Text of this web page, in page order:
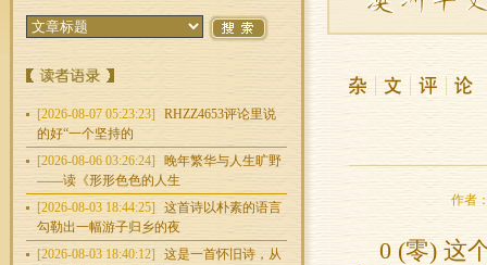
[2026-08-07 05:23:23]
RHZZ4653评论里说
的好“一个坚持的
[2026-08-06 03:26:24]
晚年繁华与人生旷野
——读《形形色色的人生
[2026-08-03 18:44:25]
这首诗以朴素的语言
勾勒出一幅游子归乡的夜
[2026-08-03 18:40:12]
这是一首怀旧诗，从
作者
0 (零) 这